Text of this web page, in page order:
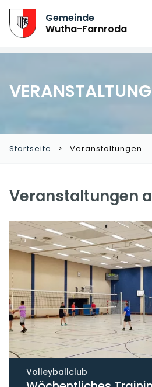
Gemeinde
Wutha-Farnroda
Startseite Veranstaltungen
Veranstaltungen
Volleyballclub